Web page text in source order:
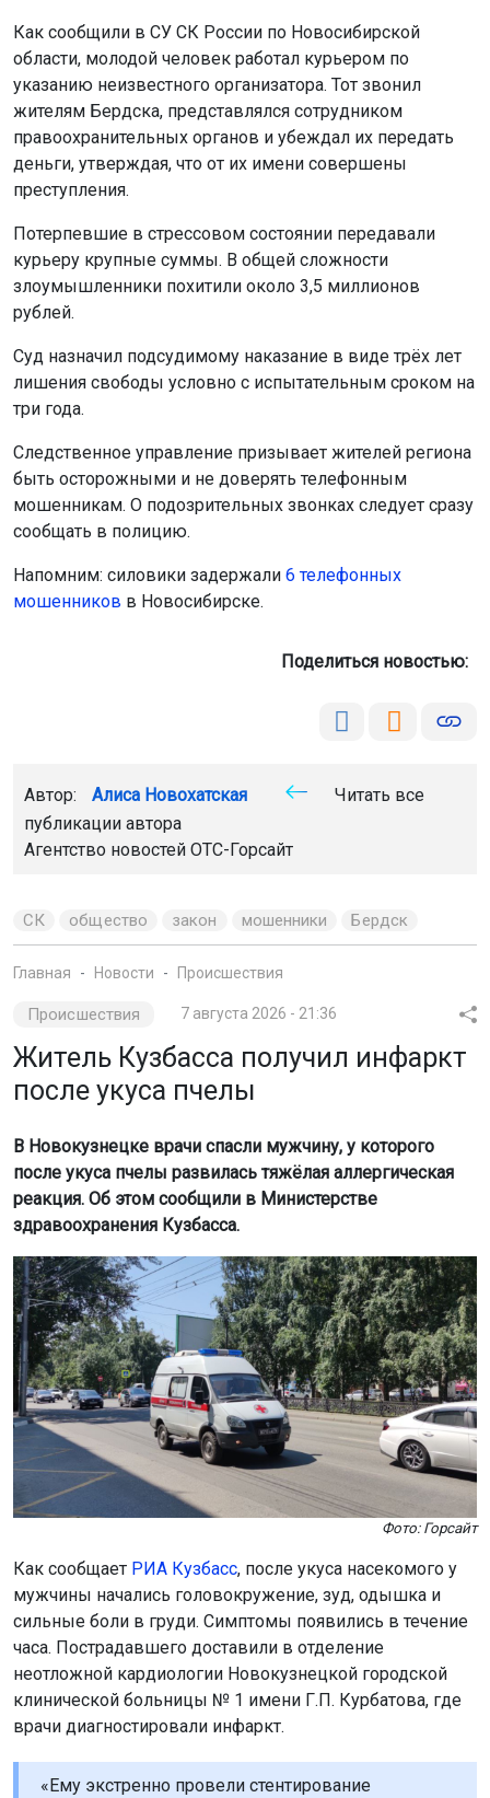
Как сообщили в СУ СК России по Новосибирской
области, молодой человек работал курьером по
указанию неизвестного организатора. Тот звонил
жителям Бердска, представлялся сотрудником
правоохранительных органов и убеждал их передать
деньги, утверждая, что от их имени совершены
преступления.
Потерпевшие в стрессовом состоянии передавали
курьеру крупные суммы. В общей сложности
злоумышленники похитили около 3,5 миллионов
рублей.
Суд назначил подсудимому наказание в виде трёх лет
лишения свободы условно с испытательным сроком на
три года.
Следственное управление призывает жителей региона
быть осторожными и не доверять телефонным
мошенникам. О подозрительных звонках следует сразу
сообщать в полицию.
Напомним: силовики задержали 6 телефонных
мошенников в Новосибирске.
Поделиться новостью:
Автор: Алиса Новохатская
Читать все
публикации автора
Агентство новостей ОТС-Горсайт
СК общество закон мошенники Бердск
Главная Новости Происшествия
Происшествия 7 августа 2026 - 21:36
Житель Кузбасса получил инфаркт
после укуса пчелы
В Новокузнецке врачи спасли мужчину, у которого
после укуса пчелы развилась тяжёлая аллергическая
реакция. Об этом сообщили в Министерстве
здравоохранения Кузбасса.
Фото: Горсайт
Как сообщает РИА Кузбасс, после укуса насекомого у
мужчины начались головокружение, зуд, одышка и
сильные боли в груди. Симптомы появились в течение
часа. Пострадавшего доставили в отделение
неотложной кардиологии Новокузнецкой городской
клинической больницы № 1 имени Г.П. Курбатова, где
врачи диагностировали инфаркт.
«Ему экстренно провели стентирование